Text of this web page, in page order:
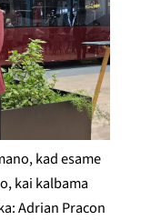
ir
ir
kad esame
kai kalbama
Adrian Pracon